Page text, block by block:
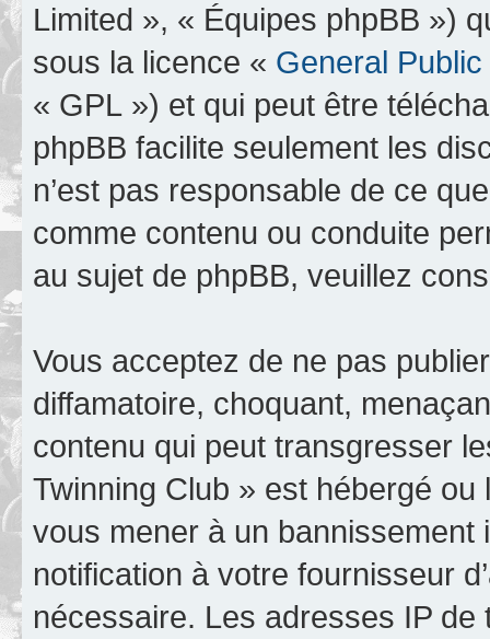
Limited », « Équipes phpBB »)
sous la licence « General
« GPL ») et qui peut être
phpBB facilite seulement les
n’est pas responsable de ce
comme contenu ou conduite
au sujet de phpBB, veuillez
Vous acceptez de ne pas
diffamatoire, choquant,
contenu qui peut transgresser
Twinning Club » est hébergé
vous mener à un
notification à votre fournisseur
nécessaire. Les adresses IP